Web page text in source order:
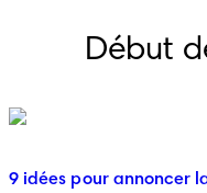
Début
9 idées pour annoncer